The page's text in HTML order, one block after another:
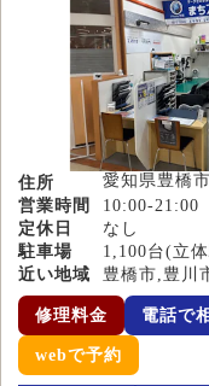
住所
愛知県豊橋
営業時間
10:00-21:00
定休日
なし
駐車場
1,100台(立
近い地域
豊橋市,豊川
修理料金 電話で
webで予約